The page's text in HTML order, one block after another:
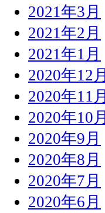
2021年3月
2021年2月
2021年1月
2020年12月
2020年11月
2020年10月
2020年9月
2020年8月
2020年7月
2020年6月